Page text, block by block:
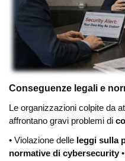
Conseguenze legali e
Le organizzazioni colpite da
affrontano gravi problemi di
• Violazione delle leggi sulla
normative di cybersecurity